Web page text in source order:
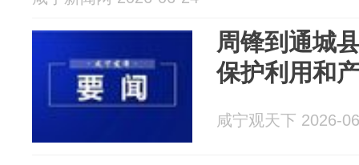
周锋到通城
保护利用和
咸宁观天下 2026-